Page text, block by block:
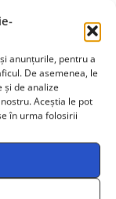
anunțurile, pentru a
De asemenea, le
și de analize
Aceștia le pot
în urma folosirii
în
și serviciile
despre
de